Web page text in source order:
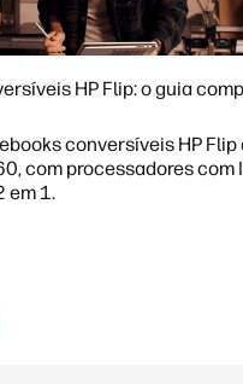
HP Flip: o guia
conversíveis HP
com processadores com
em 1.